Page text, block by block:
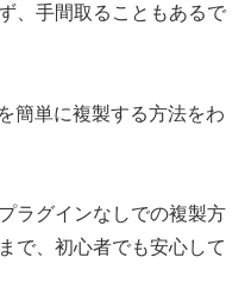
、手間取ることもあるで
簡単に複製する方法をわ
ラグインなしでの複製方
で、初心者でも安心して